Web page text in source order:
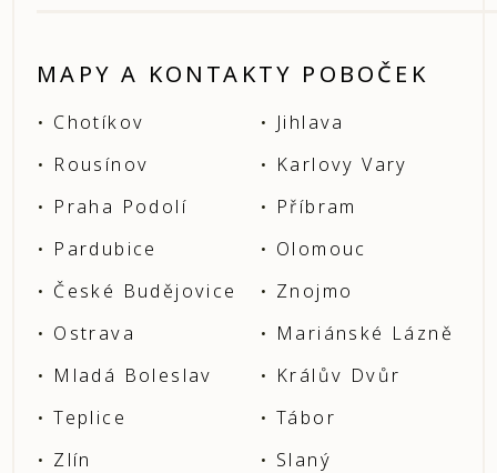
MAPY A KONTAKTY POBOČEK
Chotíkov
Rousínov
Praha Podolí
Pardubice
České Budějovice
Ostrava
Mladá Boleslav
Teplice
Zlín
Jihlava
Karlovy Vary
Příbram
Olomouc
Znojmo
Mariánské Lázně
Králův Dvůr
Tábor
Slaný